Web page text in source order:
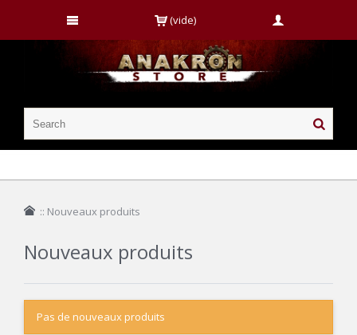
(vide)
:: Nouveaux produits
Nouveaux produits
Pas de nouveaux produits